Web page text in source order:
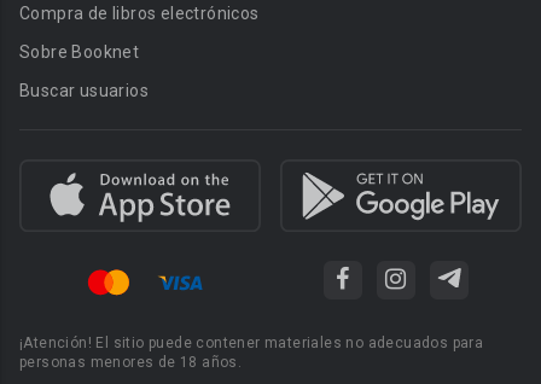
Compra de libros electrónicos
Sobre Booknet
Buscar usuarios
¡Atención! El sitio puede contener materiales no adecuados para
personas menores de 18 años.